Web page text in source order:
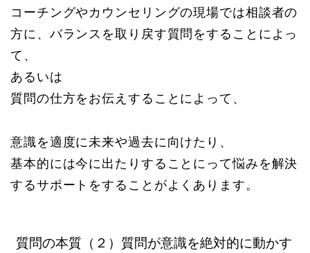
コーチングやカウンセリングの現場では相談者の
方に、バランスを取り戻す質問をすることによっ
て、
あるいは
質問の仕方をお伝えすることによって、
意識を適度に未来や過去に向けたり、
基本的には今に出たりすることにって悩みを解決
するサポートをすることがよくあります。
質問の本質（２）質問が意識を絶対的に動かす